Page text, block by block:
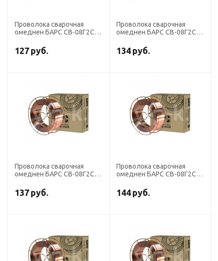
Проволока сварочная
омеднен БАРС СВ-08Г2С
15 кг К-300) СМС
127 руб.
Проволока сварочная
омеднен БАРС СВ-08Г2С
15 кг К-300) СМС
134 руб.
Проволока сварочная
омеднен БАРС СВ-08Г2С
кг D-200) СМС
137 руб.
Проволока сварочная
омеднен БАРС СВ-08Г2С
кг D-200) СМС
144 руб.